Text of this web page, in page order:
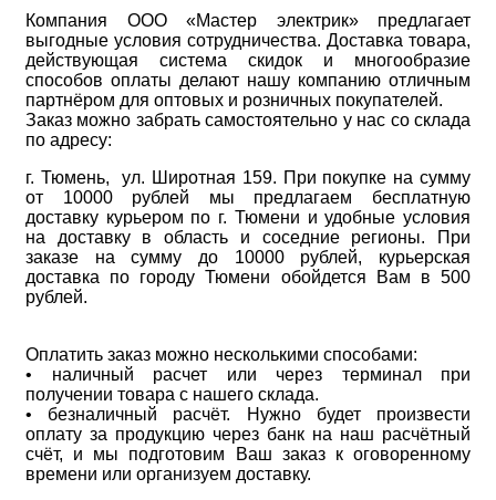
Компания ООО «Мастер электрик» предлагает
выгодные условия сотрудничества. Доставка товара,
действующая система скидок и многообразие
способов оплаты делают нашу компанию отличным
партнёром для оптовых и розничных покупателей.
Заказ можно забрать самостоятельно у нас со склада
по адресу:
г. Тюмень, ул. Широтная 159. При покупке на сумму
от 10000 рублей мы предлагаем бесплатную
доставку курьером по г. Тюмени и удобные условия
на доставку в область и соседние регионы. При
заказе на сумму до 10000 рублей, курьерская
доставка по городу Тюмени обойдется Вам в 500
рублей.
Оплатить заказ можно несколькими способами:
• наличный расчет или через терминал при
получении товара с нашего склада.
• безналичный расчёт. Нужно будет произвести
оплату за продукцию через банк на наш расчётный
счёт, и мы подготовим Ваш заказ к оговоренному
времени или организуем доставку.